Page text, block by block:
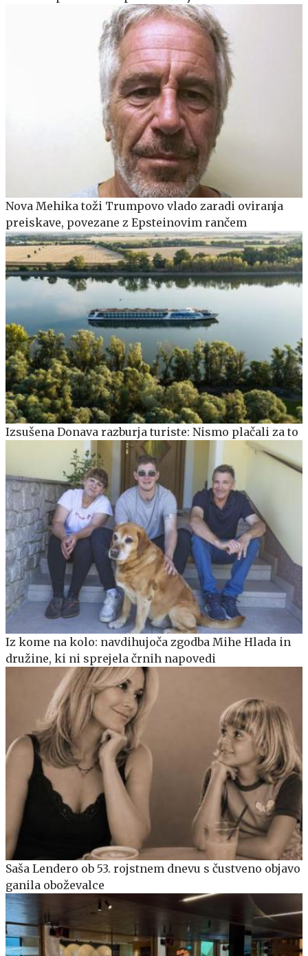
Nova Mehika toži Trumpovo vlado zaradi oviranja
preiskave, povezane z Epsteinovim rančem
Izsušena Donava razburja turiste: Nismo plačali za to
Iz kome na kolo: navdihujoča zgodba Mihe Hlada in
družine, ki ni sprejela črnih napovedi
Saša Lendero ob 53. rojstnem dnevu s čustveno objavo
ganila oboževalce